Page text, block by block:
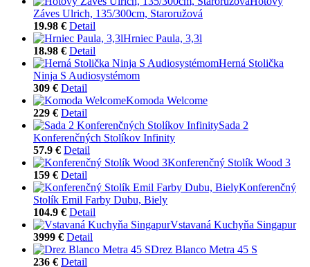
Záves Ulrich, 135/300cm, Staroružová
19.98 € Detail
Hrniec Paula, 3,3l
18.98 € Detail
Herná Stolička
Ninja S Audiosystémom
309 € Detail
Komoda Welcome
229 € Detail
Sada 2
Konferenčných Stolíkov Infinity
57.9 € Detail
Konferenčný Stolík Wood 3
159 € Detail
Konferenčný
Stolík Emil Farby Dubu, Biely
104.9 € Detail
Vstavaná Kuchyňa Singapur
3999 € Detail
Drez Blanco Metra 45 S
236 € Detail